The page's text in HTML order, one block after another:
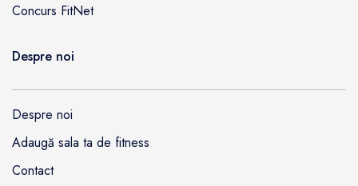
Concurs FitNet
Despre noi
Despre noi
Adaugă sala ta de fitness
Contact